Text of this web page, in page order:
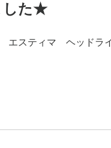
した★
エスティマ ヘッドラ